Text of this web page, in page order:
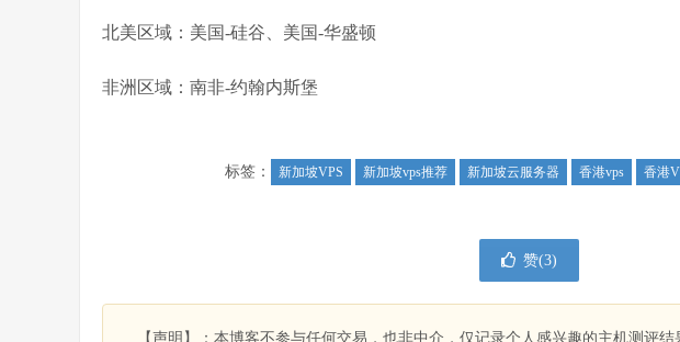
北美区域：美国-硅谷、美国-华盛顿
非洲区域：南非-约翰内斯堡
标签： 新加坡VPS 新加坡vps推荐 新加坡云服务器 香港vps 香港
赞(3)
【声明】：本博客不参与任何交易，也非中介，仅记录个人感兴趣的主机测评